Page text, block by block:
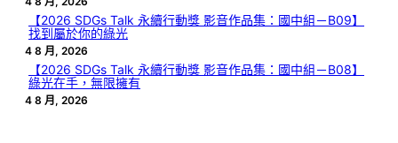
【2026 SDGs Talk 永續行動獎 影音作品集：國中組－B09】
找到屬於你的綠光
4 8 月, 2026
【2026 SDGs Talk 永續行動獎 影音作品集：國中組－B08】
綠光在手，無限擁有
4 8 月, 2026